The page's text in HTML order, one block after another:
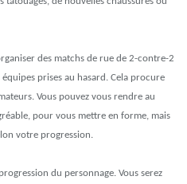
des matchs de rue de 2-contre-2
prises au hasard. Cela procure
Vous pouvez vous rendre au
pour vous mettre en forme, mais
votre progression.
du personnage. Vous serez